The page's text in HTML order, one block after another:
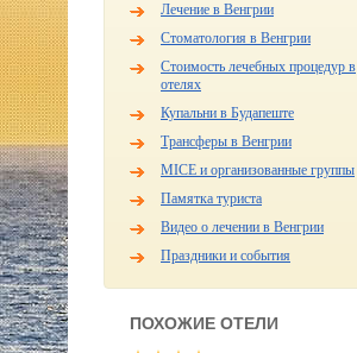
Лечение в Венгрии
Стоматология в Венгрии
Стоимость лечебных процедур в
отелях
Купальни в Будапеште
Трансферы в Венгрии
MICE и организованные группы
Памятка туриста
Видео о лечении в Венгрии
Праздники и события
ПОХОЖИЕ ОТЕЛИ